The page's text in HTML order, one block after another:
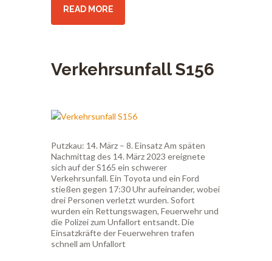
READ MORE
Verkehrsunfall S156
Putzkau: 14. März – 8. Einsatz Am späten
Nachmittag des 14. März 2023 ereignete
sich auf der S165 ein schwerer
Verkehrsunfall. Ein Toyota und ein Ford
stießen gegen 17:30 Uhr aufeinander, wobei
drei Personen verletzt wurden. Sofort
wurden ein Rettungswagen, Feuerwehr und
die Polizei zum Unfallort entsandt. Die
Einsatzkräfte der Feuerwehren trafen
schnell am Unfallort